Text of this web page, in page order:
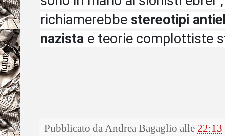
richiamerebbe stereotipi
nazista e teorie complottiste
Pubblicato da Andrea Bagaglio alle 22:13